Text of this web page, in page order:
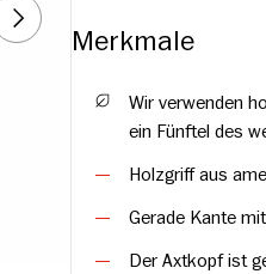
NÄCHSTE
Merkmale
Wir verwenden
ein Fünftel des
Holzgriff aus
Gerade Kante
Der Axtkopf ist